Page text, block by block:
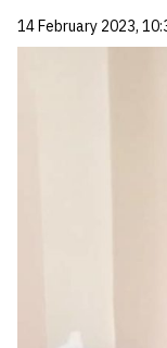
14 February 2023,